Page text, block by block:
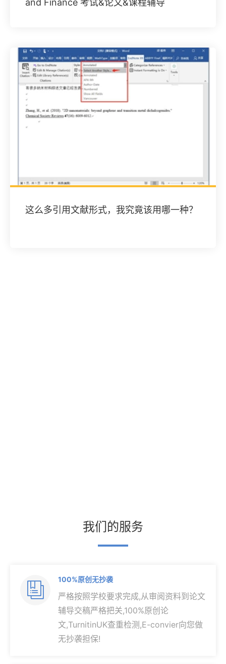
and Finance 考试&论文&课程辅导
这么多引用文献形式，我究竟该用哪一种？
我们的服务

100%原创无抄袭
严格按照学校要求完成,从审阅资料到论文
辅导交稿严格把关,100%原创论
文,TurnitinUK查重检测,E-convier向您做
无抄袭担保!